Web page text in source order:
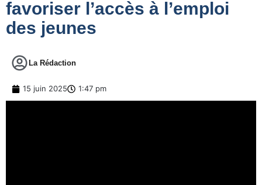
favoriser l’accès à l’emploi
des jeunes
La Rédaction
15 juin 2025 1:47 pm